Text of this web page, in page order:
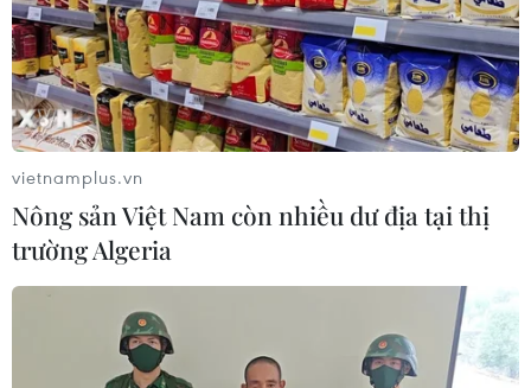
vietnamplus.vn
Nông sản Việt Nam còn nhiều dư địa tại thị
trường Algeria